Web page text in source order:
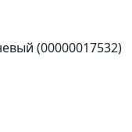
(00000017532)